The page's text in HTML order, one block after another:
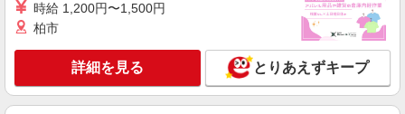
＜ジムのお仕事♪＞経験者求ム★
時給1500円 ●月収例：￥1,500×7時間30×21日
＝￥236,250+残業代目安￥28,125
静岡県浜松市中央区／最寄駅：浜松駅、八幡
（静岡県）駅 【旧】浜松市中区 ≪車通勤可≫
時給 1,200円〜1,500円
柏市
詳細を見る とりあえずキープ